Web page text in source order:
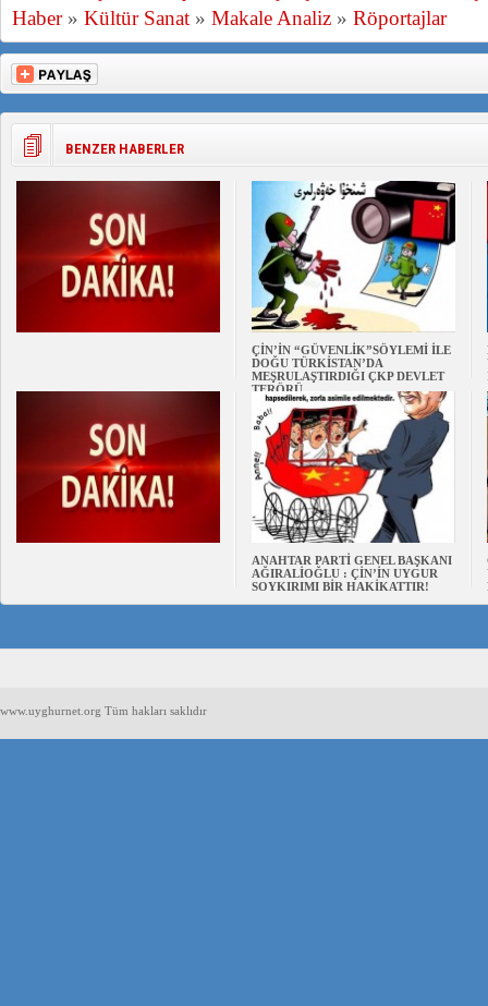
Haber» Kültür Sanat » Makale Analiz » Röportajlar
BENZER HABERLER
ÇİN’İN “GÜVENLİK”SÖYLEMİ İLE
DOĞU TÜRKİSTAN’DA
MEŞRULAŞTIRDIĞI ÇKP DEVLET
TERÖRÜ
ANAHTAR PARTİ GENEL BAŞKANI
AĞIRALİOĞLU : ÇİN’İN UYGUR
SOYKIRIMI BİR HAKİKATTIR!
www.uyghurnet.org Tüm hakları saklıdır